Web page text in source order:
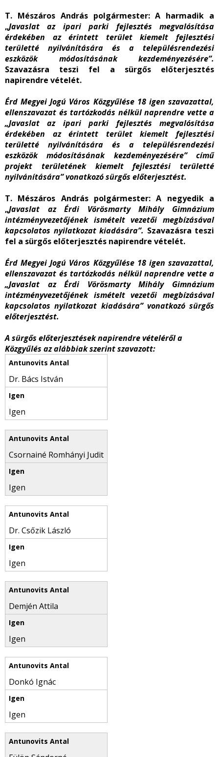
T. Mészáros András polgármester: A harmadik a
„Javaslat az ipari parki fejlesztés megvalósítása
érdekében az érintett terület kiemelt fejlesztési
területté nyilvánítására és a településrendezési
eszközök módosításának kezdeményezésére”.
Szavazásra teszi fel a sürgős előterjesztés
napirendre vételét.
Érd Megyei Jogú Város Közgyűlése 18 igen szavazattal,
ellenszavazat és tartózkodás nélkül naprendre vette a
„Javaslat az ipari parki fejlesztés megvalósítása
érdekében az érintett terület kiemelt fejlesztési
területté nyilvánítására és a településrendezési
eszközök módosításának kezdeményezésére” című
projekt területének kiemelt fejlesztési területté
nyilvánítására” vonatkozó sürgős előterjesztést.
T. Mészáros András polgármester: A negyedik a
„Javaslat az Érdi Vörösmarty Mihály Gimnázium
intézményvezetőjének ismételt vezetői megbízásával
kapcsolatos nyilatkozat kiadására”. Szavazásra teszi
fel a sürgős előterjesztés napirendre vételét.
Érd Megyei Jogú Város Közgyűlése 18 igen szavazattal,
ellenszavazat és tartózkodás nélkül naprendre vette a
„Javaslat az Érdi Vörösmarty Mihály Gimnázium
intézményvezetőjének ismételt vezetői megbízásával
kapcsolatos nyilatkozat kiadására” vonatkozó sürgős
előterjesztést.
A sürgős előterjesztések napirendre vételéről a
Közgyűlés az alábbiak szerint szavazott:
Dr. Bács István
Igen
Csornainé Romhányi Judit
Igen
Dr. Csőzik László
Igen
Demjén Attila
Igen
Donkó Ignác
Igen